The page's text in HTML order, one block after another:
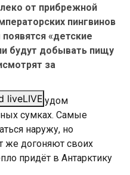
liveLIVE
от прибрежной
пингвинов
«детские
будут добывать пищу
за
уже с трудом
сумках. Самые
наружу, но
же догоняют своих
придёт в Антарктику